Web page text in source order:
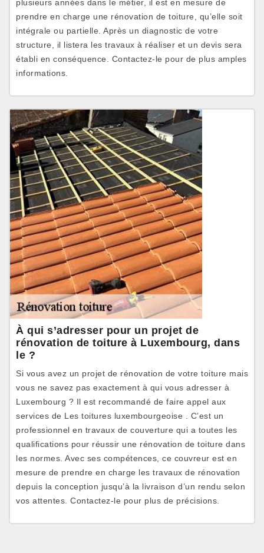
plusieurs années dans le métier, il est en mesure de
prendre en charge une rénovation de toiture, qu’elle soit
intégrale ou partielle. Après un diagnostic de votre
structure, il listera les travaux à réaliser et un devis sera
établi en conséquence. Contactez-le pour de plus amples
informations.
À qui s’adresser pour un projet de
rénovation de toiture à Luxembourg, dans
le ?
Si vous avez un projet de rénovation de votre toiture mais
vous ne savez pas exactement à qui vous adresser à
Luxembourg ? Il est recommandé de faire appel aux
services de Les toitures luxembourgeoise . C’est un
professionnel en travaux de couverture qui a toutes les
qualifications pour réussir une rénovation de toiture dans
les normes. Avec ses compétences, ce couvreur est en
mesure de prendre en charge les travaux de rénovation
depuis la conception jusqu’à la livraison d’un rendu selon
vos attentes. Contactez-le pour plus de précisions.